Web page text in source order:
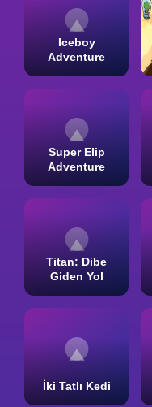
Iceboy
Adventure
Super Elip
Adventure
Titan: Dibe
Giden Yol
İki Tatlı Kedi